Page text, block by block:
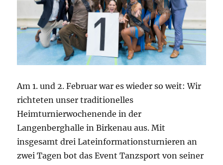
Am 1. und 2. Februar war es wieder so weit: Wir
richteten unser traditionelles
Heimturnierwochenende in der
Langenberghalle in Birkenau aus. Mit
insgesamt drei Lateinformationsturnieren an
zwei Tagen bot das Event Tanzsport von seiner